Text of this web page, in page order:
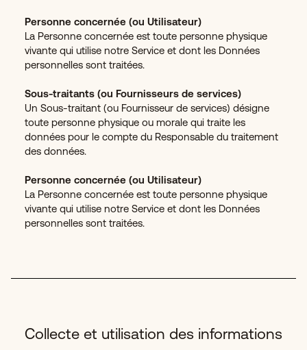
Personne concernée (ou Utilisateur)
La Personne concernée est toute personne physique
vivante qui utilise notre Service et dont les Données
personnelles sont traitées.
Sous-traitants (ou Fournisseurs de services)
Un Sous-traitant (ou Fournisseur de services) désigne
toute personne physique ou morale qui traite les
données pour le compte du Responsable du traitement
des données.
Personne concernée (ou Utilisateur)
La Personne concernée est toute personne physique
vivante qui utilise notre Service et dont les Données
personnelles sont traitées.
Collecte et utilisation des informations